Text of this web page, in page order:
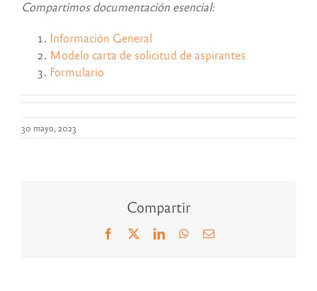
Compartimos documentación esencial:
Información General
Modelo carta de solicitud de aspirantes
Formulario
30 mayo, 2023
Compartir
Facebook LinkedInWhatsApp
Correo